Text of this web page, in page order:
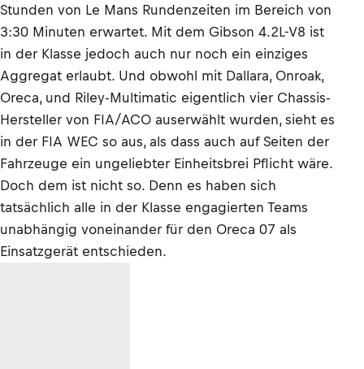
Stunden von Le Mans Rundenzeiten im Bereich von
3:30 Minuten erwartet. Mit dem Gibson 4.2L-V8 ist
in der Klasse jedoch auch nur noch ein einziges
Aggregat erlaubt. Und obwohl mit Dallara, Onroak,
Oreca, und Riley-Multimatic eigentlich vier Chassis-
Hersteller von FIA/ACO auserwählt wurden, sieht es
in der FIA WEC so aus, als dass auch auf Seiten der
Fahrzeuge ein ungeliebter Einheitsbrei Pflicht wäre.
Doch dem ist nicht so. Denn es haben sich
tatsächlich alle in der Klasse engagierten Teams
unabhängig voneinander für den Oreca 07 als
Einsatzgerät entschieden.